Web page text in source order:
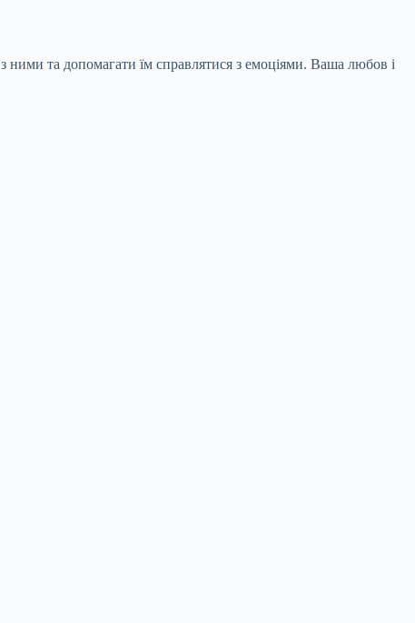
ними та допомагати їм справлятися з емоціями. Ваша любов і